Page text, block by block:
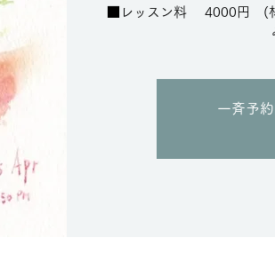
■レッスン料 4000円 (材
一斉予